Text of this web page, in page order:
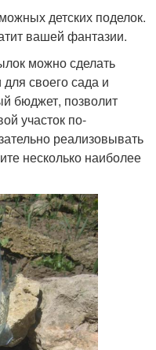
детских поделок.
вашей фантазии.
можно сделать
своего сада и
бюджет, позволит
участок по-
реализовывать
несколько наиболее